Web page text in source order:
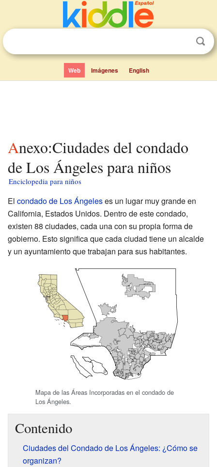
Web Imágenes English
Anexo:Ciudades del condado
de Los Ángeles para niños
Enciclopedia para niños
El condado de Los Ángeleses un lugar muy grande en
California, Estados Unidos. Dentro de este condado,
existen 88 ciudades, cada una con su propia forma de
gobierno. Esto significa que cada ciudad tiene un alcalde
y un ayuntamiento que trabajan para sus habitantes.
Mapa de las Áreas Incorporadas en el condado de
Los Ángeles.
Contenido
Ciudades del Condado de Los Ángeles: ¿Cómo se
organizan?